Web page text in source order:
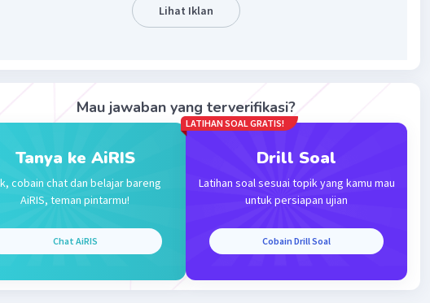
Lihat Iklan
Mau jawaban yang terverifikasi?
Tanya ke AiRIS
cobain chat dan belajar bareng
AiRIS, teman pintarmu!
Chat AiRIS
LATIHAN SOAL GRATIS!
Drill Soal
Latihan soal sesuai topik yang kamu mau
untuk persiapan ujian
Cobain Drill Soal